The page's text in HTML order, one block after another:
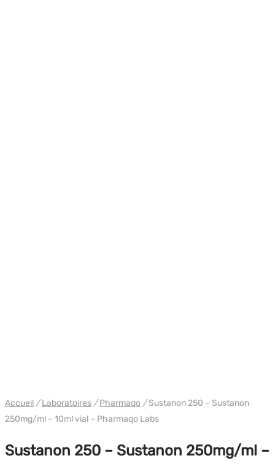
Accueil / Laboratoires / Pharmaqo /Sustanon 250 – Sustanon
250mg/ml – 10ml vial – Pharmaqo Labs
Sustanon 250 – Sustanon 250mg/ml –